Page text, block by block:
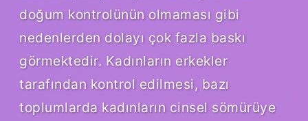
doğum kontrolünün olmaması gibi
nedenlerden dolayı çok fazla baskı
görmektedir. Kadınların erkekler
tarafından kontrol edilmesi, bazı
toplumlarda kadınların cinsel sömürüye